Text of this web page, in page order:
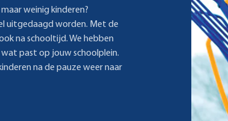
weinig kinderen?
uitgedaagd worden. Met de
na schooltijd. We hebben
past op jouw schoolplein.
na de pauze weer naar